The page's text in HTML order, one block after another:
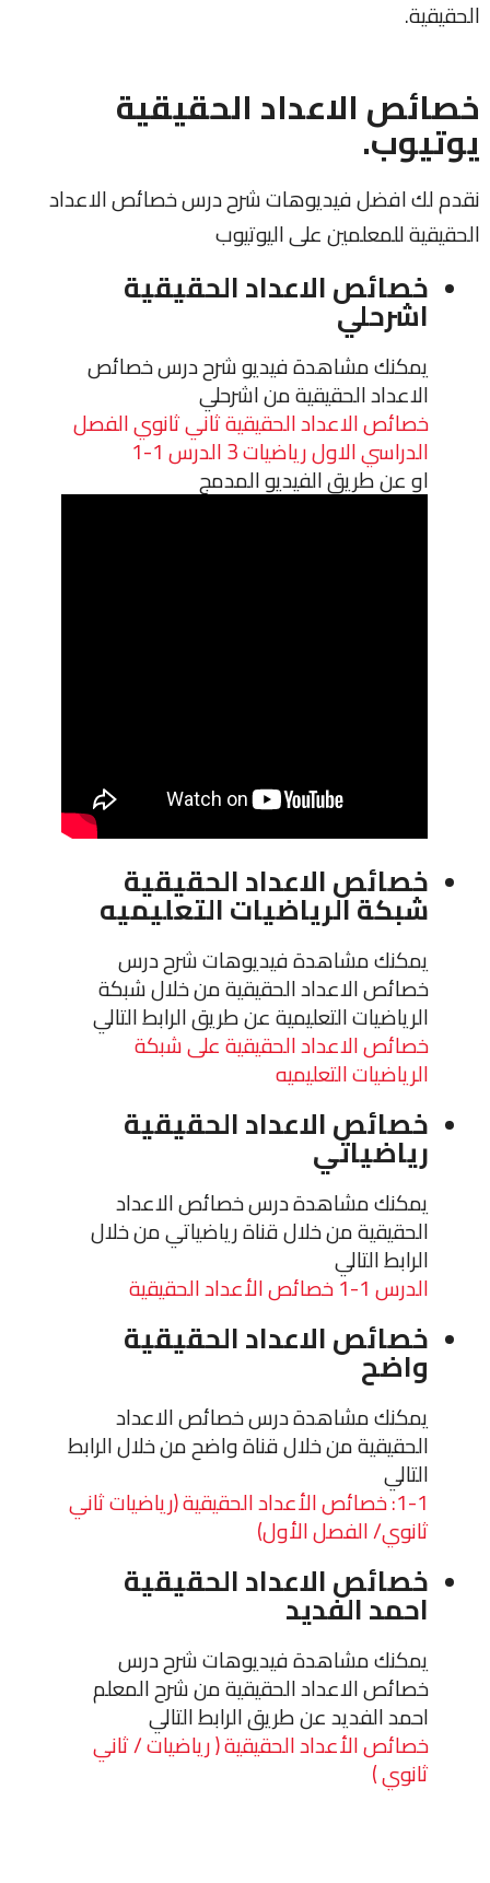
الحقيقية.
خصائص الاعداد الحقيقية
يوتيوب.
نقدم لك افضل فيديوهات شرح درس خصائص الاعداد
الحقيقية للمعلمين على اليوتيوب
خصائص الاعداد الحقيقية
اشرحلي
يمكنك مشاهدة فيديو شرح درس خصائص
الاعداد الحقيقية من اشرحلي
خصائص الاعداد الحقيقية ثاني ثانوي الفصل
الدراسي الاول رياضيات 3 الدرس 1-1
او عن طريق الفيديو المدمج
خصائص الاعداد الحقيقية
شبكة الرياضيات التعليميه
يمكنك مشاهدة فيديوهات شرح درس
خصائص الاعداد الحقيقية من خلال شبكة
الرياضيات التعليمية عن طريق الرابط التالي
خصائص الاعداد الحقيقية على شبكة
الرياضيات التعليميه
خصائص الاعداد الحقيقية
رياضياتي
يمكنك مشاهدة درس خصائص الاعداد
الحقيقية من خلال قناة رياضياتي من خلال
الرابط التالي
الدرس 1-1 خصائص الأعداد الحقيقية
خصائص الاعداد الحقيقية
واضح
يمكنك مشاهدة درس خصائص الاعداد
الحقيقية من خلال قناة واضح من خلال الرابط
التالي
1-1: خصائص الأعداد الحقيقية (رياضيات ثاني
ثانوي/ الفصل الأول)
خصائص الاعداد الحقيقية
احمد الفديد
يمكنك مشاهدة فيديوهات شرح درس
خصائص الاعداد الحقيقية من شرح المعلم
احمد الفديد عن طريق الرابط التالي
خصائص الأعداد الحقيقية ( رياضيات / ثاني
ثانوي )